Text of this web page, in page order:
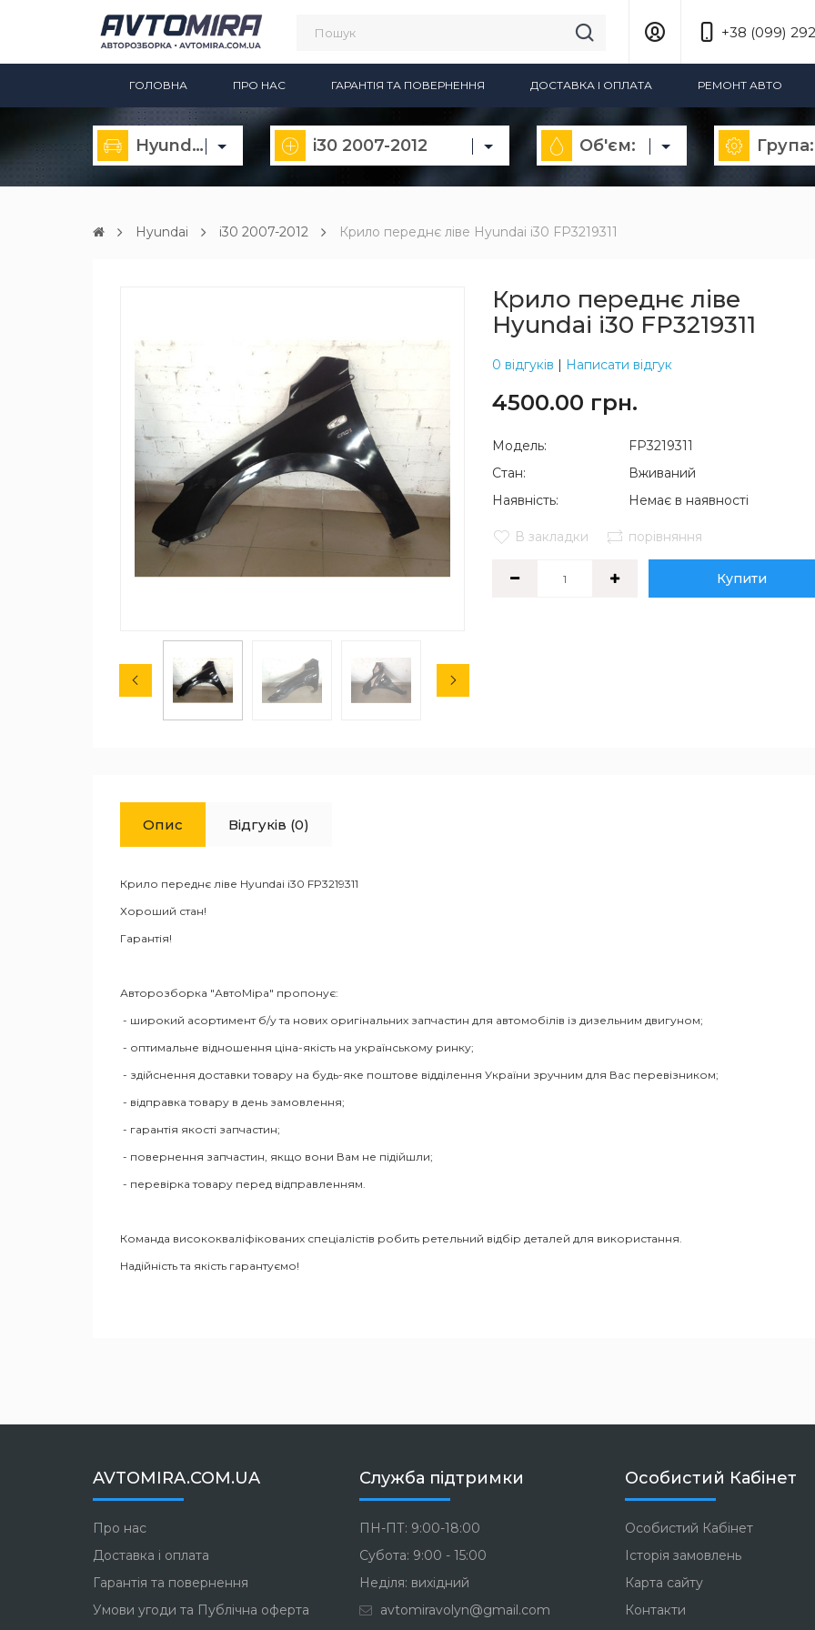
+38 (099) 292
ГОЛОВНА ПРО НАС ГАРАНТІЯ ТА ПОВЕРНЕННЯ ДОСТАВКА І ОПЛАТА РЕМОНТ АВТО
Hyundai i30 2007-2012 Об'єм: Група:
Hyundai i30 2007-2012 Крило переднє ліве Hyundai i30 FP3219311
Крило переднє ліве
Hyundai i30 FP3219311
0 відгуків | Написати відгук
4500.00 грн.
Модель:
FP3219311
Стан:
Вживаний
Наявність:
Немає в наявності
В закладки порівняння
Купити
Опис Відгуків (0)
Крило переднє ліве Hyundai i30 FP3219311
Хороший стан!
Гарантія!
Авторозборка "АвтоМіра" пропонує:
- широкий асортимент б/у та нових оригінальних запчастин для автомобілів із дизельним двигуном;
- оптимальне відношення ціна-якість на українському ринку;
- здійснення доставки товару на будь-яке поштове відділення України зручним для Вас перевізником;
- відправка товару в день замовлення;
- гарантія якості запчастин;
- повернення запчастин, якщо вони Вам не підійшли;
- перевірка товару перед відправленням.
Команда висококваліфікованих спеціалістів робить ретельний відбір деталей для використання.
Надійність та якість гарантуємо!
AVTOMIRA.COM.UA
Про нас
Доставка і оплата
Гарантія та повернення
Умови угоди та Публічна оферта
Служба підтримки
ПН-ПТ: 9:00-18:00
Субота: 9:00 - 15:00
Неділя: вихідний
avtomiravolyn@gmail.com
Особистий Кабінет
Особистий Кабінет
Історія замовлень
Карта сайту
Контакти